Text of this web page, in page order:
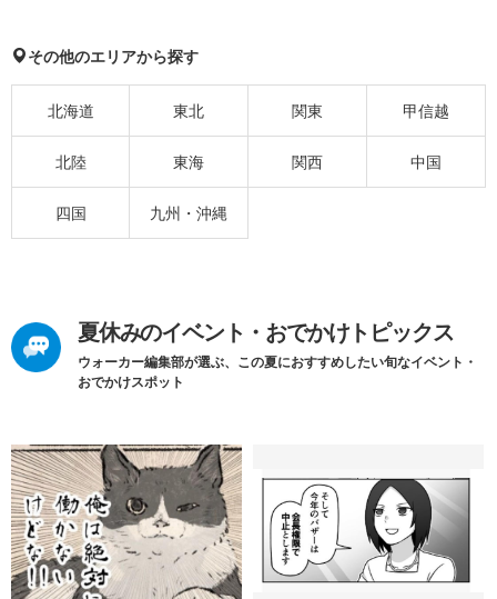
その他のエリアから探す
北海道 東北 関東 甲信越
北陸 東海 関西 中国
四国 九州・沖縄
夏休みのイベント・おでかけトピックス
ウォーカー編集部が選ぶ、この夏におすすめしたい旬なイベント・
おでかけスポット